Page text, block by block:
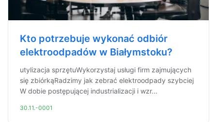
Kto potrzebuje wykonać odbiór
elektroodpadów w Białymstoku?
utylizacja sprzętuWykorzystaj usługi firm zajmujących
się zbiórkąRadzimy jak zebrać elektroodpady szybciej
W dobie postępującej industrializacji i wzr...
30.11.-0001